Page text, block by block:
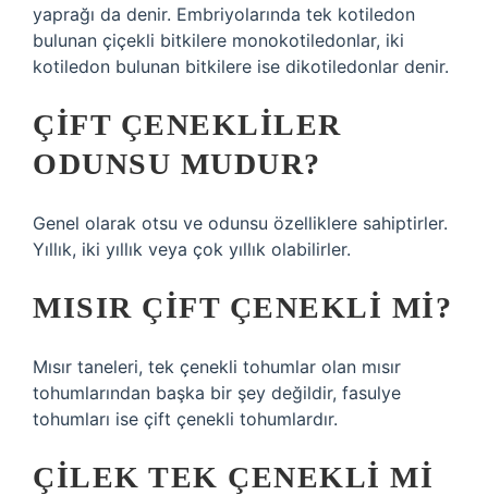
yaprağı da denir. Embriyolarında tek kotiledon
bulunan çiçekli bitkilere monokotiledonlar, iki
kotiledon bulunan bitkilere ise dikotiledonlar denir.
ÇIFT ÇENEKLILER
ODUNSU MUDUR?
Genel olarak otsu ve odunsu özelliklere sahiptirler.
Yıllık, iki yıllık veya çok yıllık olabilirler.
MISIR ÇIFT ÇENEKLI MI?
Mısır taneleri, tek çenekli tohumlar olan mısır
tohumlarından başka bir şey değildir, fasulye
tohumları ise çift çenekli tohumlardır.
ÇILEK TEK ÇENEKLI MI